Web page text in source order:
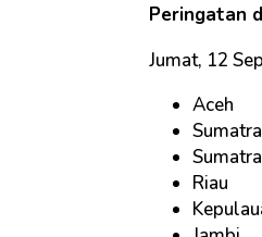
Peringatan
Jumat, 12
Aceh
Riau